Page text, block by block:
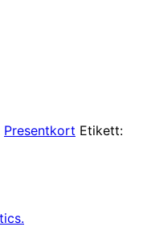
Presentkort Etikett: